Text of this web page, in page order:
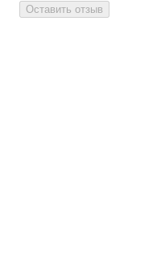
Оставить отзыв